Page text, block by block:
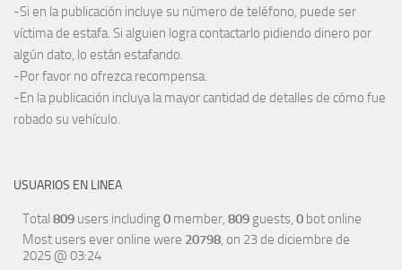
-Si en la publicación incluye su número de teléfono, puede ser
víctima de estafa. Si alguien logra contactarlo pidiendo dinero por
algún dato, lo están estafando.
-Por favor no ofrezca recompensa.
-En la publicación incluya la mayor cantidad de detalles de cómo fue
robado su vehículo.
USUARIOS EN LINEA
Total 809 users including0 member, 809 guests, 0 bot online
Most users ever online were 20798, on 23 de diciembre de
2025 @ 03:24